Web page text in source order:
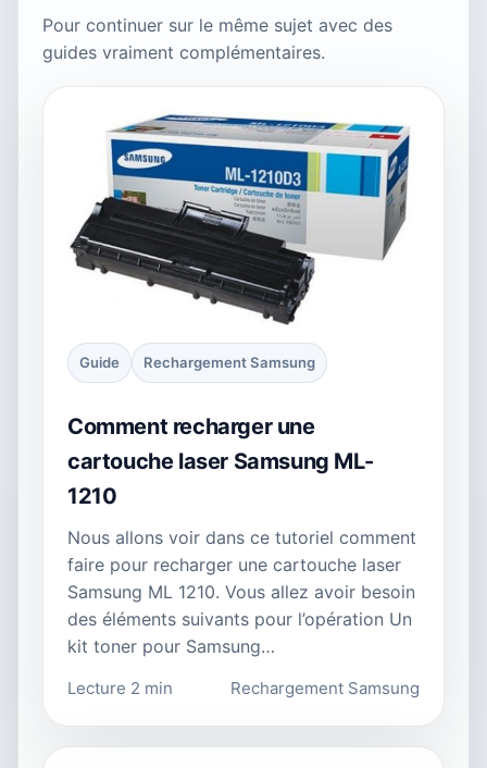
Pour continuer sur le même sujet avec des
guides vraiment complémentaires.
Guide Rechargement Samsung
Comment recharger une
cartouche laser Samsung ML-
1210
Nous allons voir dans ce tutoriel comment
faire pour recharger une cartouche laser
Samsung ML 1210. Vous allez avoir besoin
des éléments suivants pour l’opération Un
kit toner pour Samsung…
Lecture 2 min Rechargement Samsung